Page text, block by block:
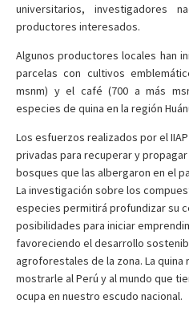
universitarios, investigadores
productores interesados.
Algunos productores locales han
parcelas con cultivos
msnm) y el café (700 a más
especies de quina en la región
Los esfuerzos realizados por el
privadas para recuperar y
bosques que las albergaron en el
La investigación sobre los
especies permitirá profundizar su
posibilidades para iniciar
favoreciendo el desarrollo
agroforestales de la zona. La quina
mostrarle al Perú y al mundo que
ocupa en nuestro escudo nacional.